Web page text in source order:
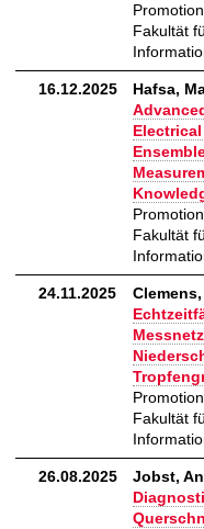
Fakultät
16.12.2025
Hafsa,
Fakultät
24.11.2025
Fakultät
26.08.2025
Jobst,